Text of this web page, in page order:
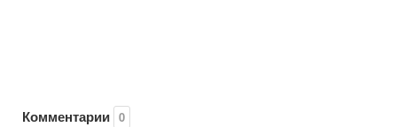
Комментарии 0